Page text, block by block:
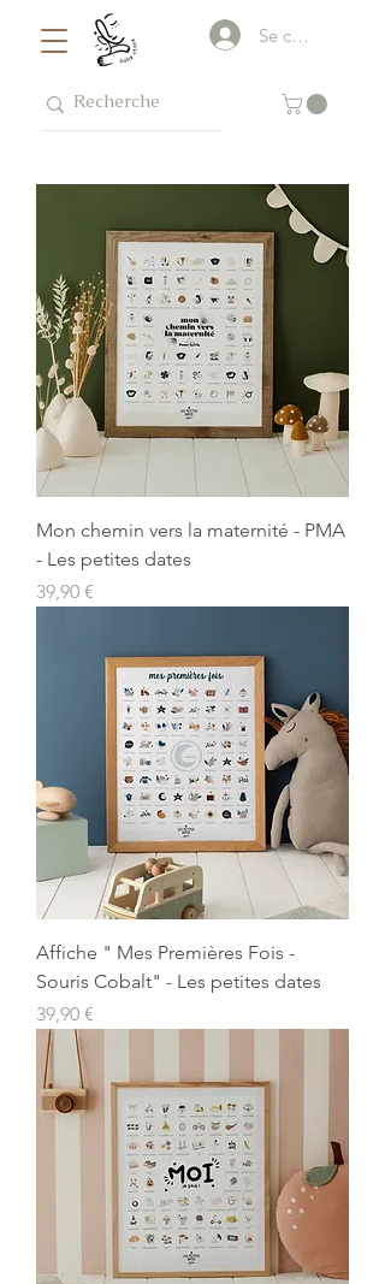
Se connecter
Mon chemin vers la maternité - PMA
- Les petites dates
Prix
39,90 €
Affiche " Mes Premières Fois -
Souris Cobalt" - Les petites dates
Prix
39,90 €